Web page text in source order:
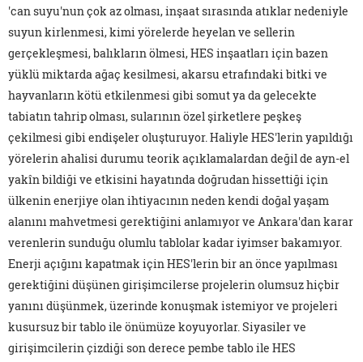
'can suyu'nun çok az olması, inşaat sırasında atıklar nedeniyle
suyun kirlenmesi, kimi yörelerde heyelan ve sellerin
gerçekleşmesi, balıkların ölmesi, HES inşaatları için bazen
yüklü miktarda ağaç kesilmesi, akarsu etrafındaki bitki ve
hayvanların kötü etkilenmesi gibi somut ya da gelecekte
tabiatın tahrip olması, sularının özel şirketlere peşkeş
çekilmesi gibi endişeler oluşturuyor. Haliyle HES'lerin yapıldığı
yörelerin ahalisi durumu teorik açıklamalardan değil de ayn-el
yakîn bildiği ve etkisini hayatında doğrudan hissettiği için
ülkenin enerjiye olan ihtiyacının neden kendi doğal yaşam
alanını mahvetmesi gerektiğini anlamıyor ve Ankara'dan karar
verenlerin sunduğu olumlu tablolar kadar iyimser bakamıyor.
Enerji açığını kapatmak için HES'lerin bir an önce yapılması
gerektiğini düşünen girişimcilerse projelerin olumsuz hiçbir
yanını düşünmek, üzerinde konuşmak istemiyor ve projeleri
kusursuz bir tablo ile önümüze koyuyorlar. Siyasiler ve
girişimcilerin çizdiği son derece pembe tablo ile HES